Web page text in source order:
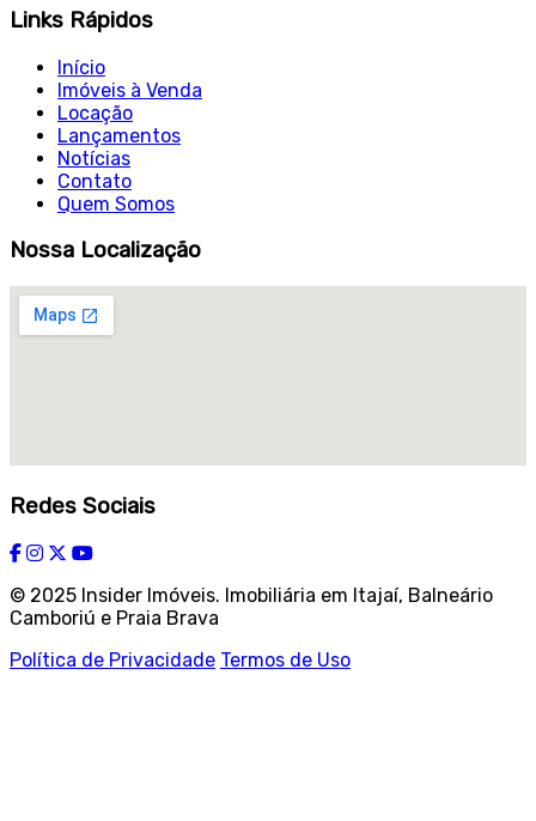
Links Rápidos
Início
Imóveis à Venda
Locação
Lançamentos
Notícias
Contato
Quem Somos
Nossa Localização
Redes Sociais
© 2025 Insider Imóveis. Imobiliária em Itajaí, Balneário
Camboriú e Praia Brava
Política de Privacidade Termos de Uso